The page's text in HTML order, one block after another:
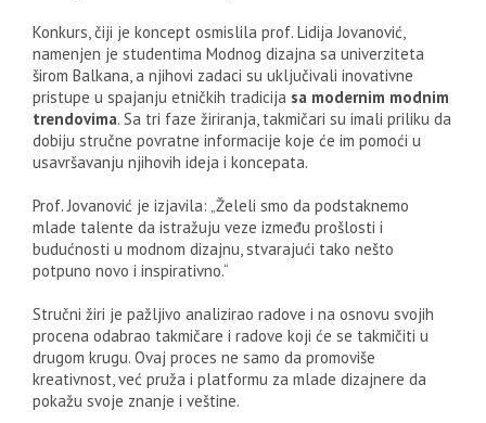
Konkurs, čiji je koncept osmislila prof. Lidija Jovanović,
namenjen je studentima Modnog dizajna sa univerziteta
širom Balkana, a njihovi zadaci su uključivali inovativne
pristupe u spajanju etničkih tradicija sa modernim modnim
trendovima. Sa tri faze žiriranja, takmičari su imali priliku da
dobiju stručne povratne informacije koje će im pomoći u
usavršavanju njihovih ideja i koncepata.
Prof. Jovanović je izjavila: „Želeli smo da podstaknemo
mlade talente da istražuju veze između prošlosti i
budućnosti u modnom dizajnu, stvarajući tako nešto
potpuno novo i inspirativno.“
Stručni žiri je pažljivo analizirao radove i na osnovu svojih
procena odabrao takmičare i radove koji će se takmičiti u
drugom krugu. Ovaj proces ne samo da promoviše
kreativnost, već pruža i platformu za mlade dizajnere da
pokažu svoje znanje i veštine.